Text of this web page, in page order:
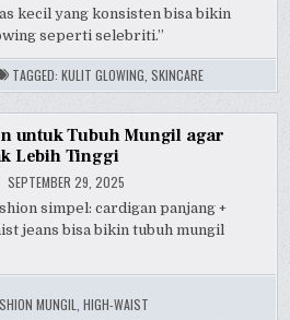
kecil yang konsisten bisa bikin
seperti selebriti.”
TAGGED:KULIT GLOWING ,SKINCARE
untuk Tubuh Mungil agar
Lebih Tinggi
SEPTEMBER 29, 2025
simpel: cardigan panjang +
jeans bisa bikin tubuh mungil
MUNGIL ,HIGH-WAIST